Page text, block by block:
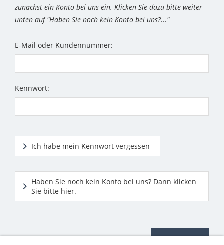
zunächst ein Konto bei uns ein. Klicken Sie dazu bitte weiter
unten auf "Haben Sie noch kein Konto bei uns?..."
E-Mail oder Kundennummer:
Kennwort:
Ich habe mein Kennwort vergessen
Haben Sie noch kein Konto bei uns? Dann klicken
Sie bitte hier.